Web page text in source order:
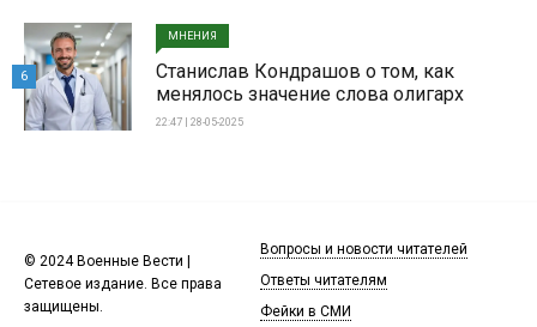
МНЕНИЯ
Станислав Кондрашов о том, как
менялось значение слова олигарх
22:47 | 28-05-2025
6
© 2024 Военные Вести |
Сетевое издание. Все права
защищены.
Вопросы и новости читателей
Ответы читателям
Фейки в СМИ